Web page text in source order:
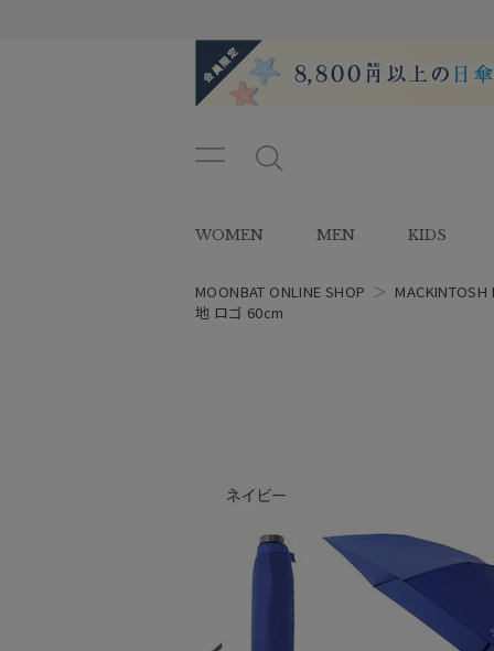
ン
ュ
ー
タ
ン
WOMEN MEN KIDS
MOONBAT ONLINE SHOP ＞ MACKINTOSH
地 ロゴ 60cm